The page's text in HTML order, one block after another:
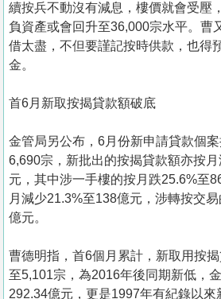
續按兵不動沒有減息，樓價就會受壓
負資產或會回升至36,000宗水平。曹
借太盡，不但要謹記按時供款，也得
金。
首6月新取按揭貸款額破底
金管局另公布，6月份新申請貸款個
6,690宗，新批出的按揭貸款額亦按
元，其中涉一手樓的按月跌25.6%至
月減少21.3%至138億元，涉轉按交
億元。
曹德明指，首6個月累計，新取用按
至5,101宗，為2016年後同期新低，
292.34億元，更是1997年有紀錄以